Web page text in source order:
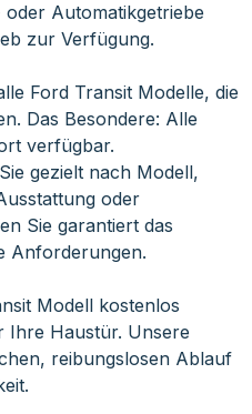
Automatikgetriebe
zur Verfügung.
Ford Transit Modelle, die
Das Besondere: Alle
verfügbar.
gezielt nach Modell,
oder
Sie garantiert das
Anforderungen.
Modell kostenlos
Ihre Haustür. Unsere
reibungslosen Ablauf